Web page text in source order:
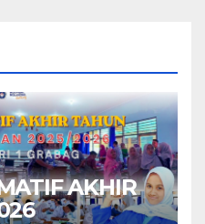
AKHIR